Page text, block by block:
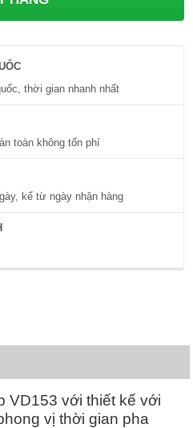
thời gian nhanh nhất
toàn không tốn phí
kể từ ngày nhận hàng
VD153 với thiết kế với
vị thời gian pha